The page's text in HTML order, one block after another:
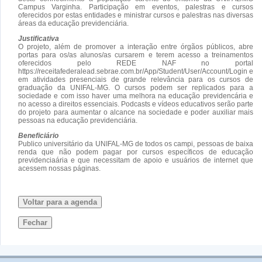
Campus Varginha. Participação em eventos, palestras e cursos
oferecidos por estas entidades e ministrar cursos e palestras nas diversas
áreas da educação previdenciária.
Justificativa
O projeto, além de promover a interação entre órgãos públicos, abre
portas para os/as alunos/as cursarem e terem acesso a treinamentos
oferecidos pelo REDE NAF no portal
https://receitafederalead.sebrae.com.br/App/Student/User/Account/Login e
em atividades presenciais de grande relevância para os cursos de
graduação da UNIFAL-MG. O cursos podem ser replicados para a
sociedade e com isso haver uma melhora na educação previdencária e
no acesso a direitos essenciais. Podcasts e vídeos educativos serão parte
do projeto para aumentar o alcance na sociedade e poder auxiliar mais
pessoas na educação previdenciária.
Beneficiário
Publico universitário da UNIFAL-MG de todos os campi, pessoas de baixa
renda que não podem pagar por cursos específicos de educação
previdenciaária e que necessitam de apoio e usuários de internet que
acessem nossas páginas.
Voltar para a agenda
Fechar